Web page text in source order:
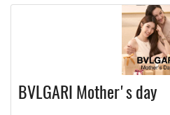
BVLGARI Mother's day